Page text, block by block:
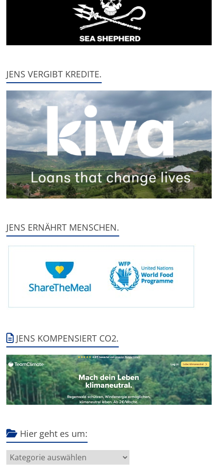
JENS VERGIBT KREDITE.
JENS ERNÄHRT MENSCHEN.
JENS KOMPENSIERT CO2.
Hier geht es um:
Hier
geht